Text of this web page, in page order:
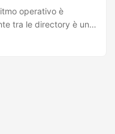
tre secondi interi per
operativo è
tra le directory è una
preziosi sul